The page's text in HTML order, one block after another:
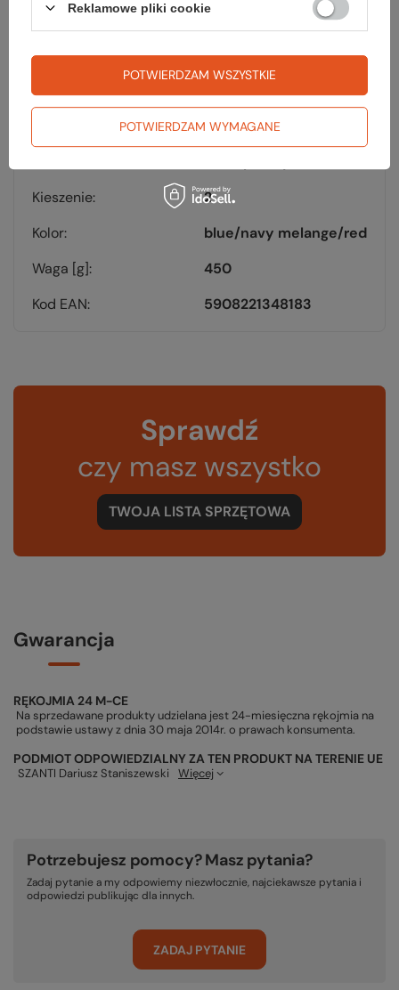
Materiał
MICROPILE STRETCH
NYLON EVEREST
Kaptur
tak, zintegrowany –
Kieszenie
2
Kolor
blue/navy melange/red
Waga [g]
450
Kod EAN
5908221348183
Sprawdź
czy masz wszystko
TWOJA LISTA SPRZĘTOWA
Gwarancja
RĘKOJMIA 24 M-CE
Na sprzedawane produkty udzielana jest 24-miesięczna rękojmia na
podstawie ustawy z dnia 30 maja 2014r. o prawach konsumenta.
PODMIOT ODPOWIEDZIALNY ZA TEN PRODUKT NA TERENIE UE
SZANTI Dariusz Staniszewski Więcej
Potrzebujesz pomocy? Masz pytania?
Zadaj pytanie a my odpowiemy niezwłocznie, najciekawsze pytania i
odpowiedzi publikując dla innych.
ZADAJ PYTANIE
Reklamowe pliki cookie
POTWIERDZAM WYMAGANE
POTWIERDZAM WSZYSTKIE